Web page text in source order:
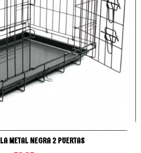
METAL NEGRA 2 PUERTAS